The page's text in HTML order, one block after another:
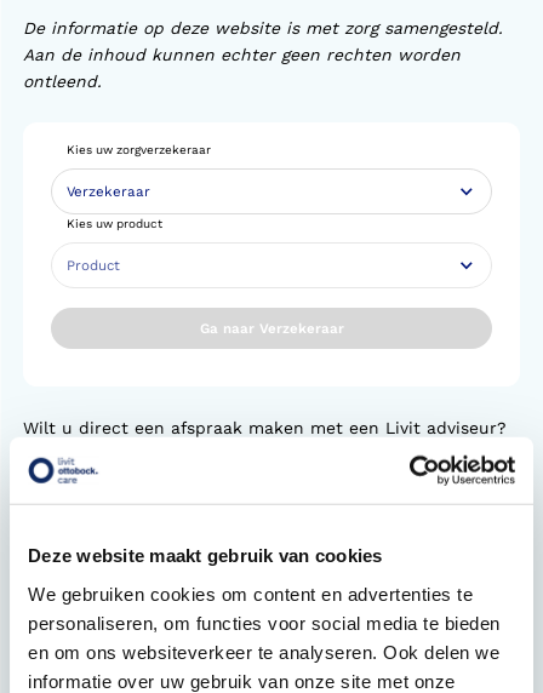
Deze website maakt gebruik van cookies
We gebruiken cookies om content en advertenties te
personaliseren, om functies voor social media te bieden
en om ons websiteverkeer te analyseren. Ook delen we
informatie over uw gebruik van onze site met onze
De informatie op deze website is met zorg samengesteld.
Aan de inhoud kunnen echter geen rechten worden
ontleend.
Kies uw zorgverzekeraar
Kies uw product
Ga naar Verzekeraar
Wilt u direct een afspraak maken met een Livit adviseur?
Plan dan
op één van onze locaties.
Meer informatie over vergoedingen
Informatie over eigen risico
Informatie over eigen bijdrage
Wat moet ik meenemen naar mijn eerste afspraak?